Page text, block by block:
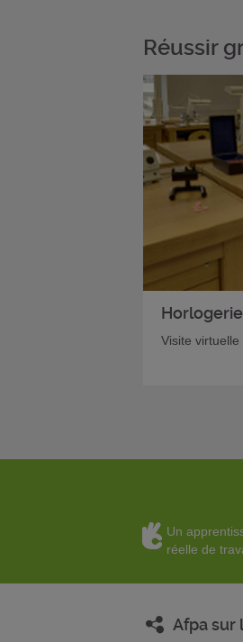
Réussir
Horlogerie
Visite
Un
réelle de
Afpa sur